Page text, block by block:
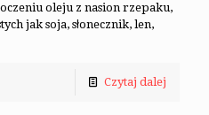
oleju z nasion rzepaku,
jak soja, słonecznik, len,
Czytaj dalej